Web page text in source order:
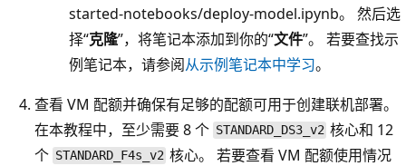
started-notebooks/deploy-model.ipynb。 然后选
择“克隆”，将笔记本添加到你的“文件”。 若要查找示
例笔记本，请参阅从示例笔记本中学习。
查看 VM 配额并确保有足够的配额可用于创建联机部署。
在本教程中，至少需要 8 个 STANDARD_DS3_v2 核心和 12
个 STANDARD_F4s_v2 核心。 若要查看 VM 配额使用情况